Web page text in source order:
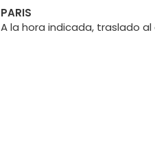
PARIS
A la hora indicada, traslado